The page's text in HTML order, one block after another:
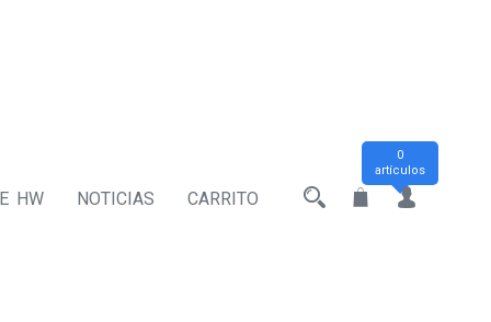
HW NOTICIAS CARRITO
0
artículos